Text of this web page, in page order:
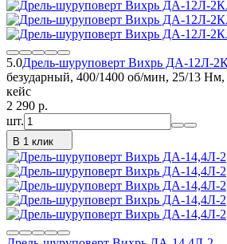
5.0Дрель-шуруповерт Вихрь ДА-12Л-
безударный, 400/1400 об/мин, 25/13
кейс
2 290 p.
шт.
В 1 клик